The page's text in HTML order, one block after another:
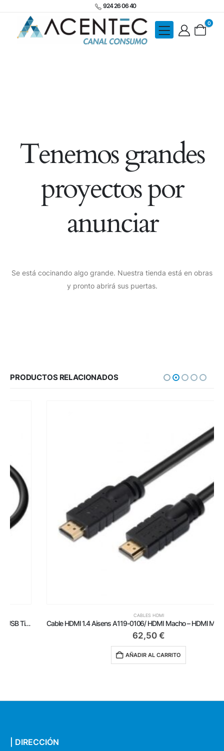
924 26 06 40
0
Tenemos grandes
proyectos por
anunciar
Se está cocinando algo grande. Nuestra tienda está en obras
y pronto abrirá sus puertas.
PRODUCTOS RELACIONADOS
Cable HDMI 1.4 Aisens A119-0106/ HDMI Macho – HDMI Macho/ Hasta 10W/ 720Mbps/ 30m/ Negro
AÑADIR AL CARRITO
| DIRECCIÓN